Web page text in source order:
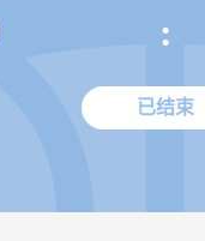
:
已结束